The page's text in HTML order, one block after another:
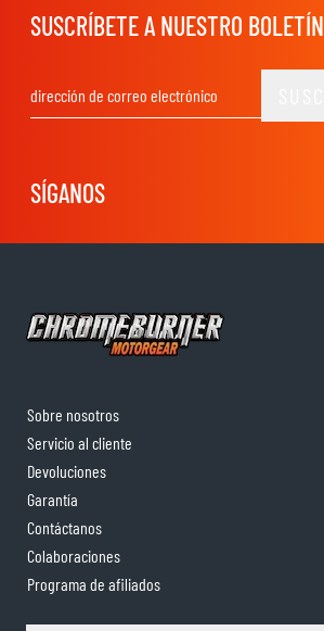
SUSCRÍBETE A NUESTRO BOLETÍN
SÍGANOS
Sobre nosotros
Servicio al cliente
Devoluciones
Garantía
Contáctanos
Colaboraciones
Programa de afiliados